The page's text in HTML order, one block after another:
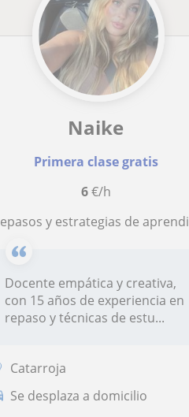
Naike
Primera clase gratis
6€/h
Repasos y estrategias de aprendizaje para Infantil y Primaria. Español para extranjeros e italiano de forma fácil y dinámica
Docente empática y creativa,
con 15 años de experiencia en
repaso y técnicas de estu...
Catarroja
Se desplaza a domicilio